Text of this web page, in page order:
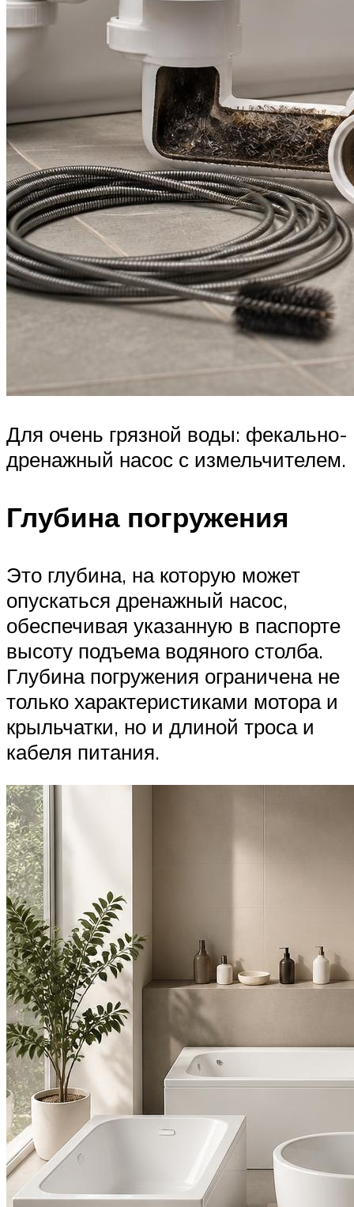
Для очень грязной воды: фекально-
дренажный насос с измельчителем.
Глубина погружения
Это глубина, на которую может
опускаться дренажный насос,
обеспечивая указанную в паспорте
высоту подъема водяного столба.
Глубина погружения ограничена не
только характеристиками мотора и
крыльчатки, но и длиной троса и
кабеля питания.